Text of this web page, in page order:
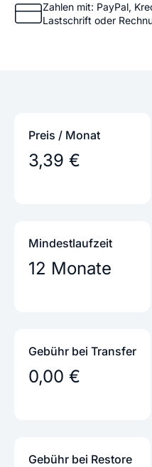
Zahlen mit: PayPal,
Lastschrift oder
Preis / Monat
3,39 €
Mindestlaufzeit
12 Monate
Gebühr bei Transfer
0,00 €
Gebühr bei Restore